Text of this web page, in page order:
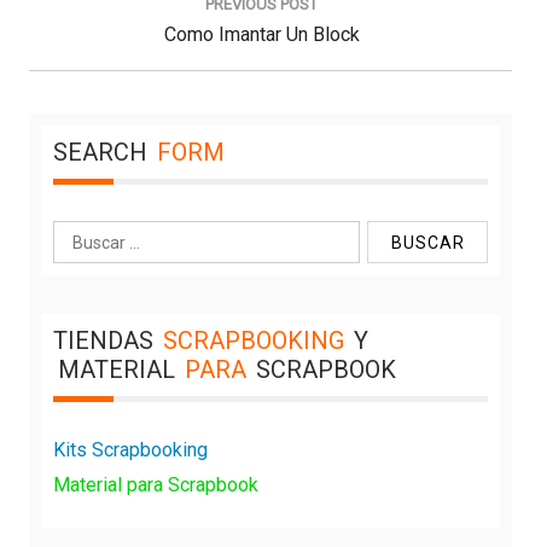
PREVIOUS POST
Previous
Post:
Como Imantar Un Block
SEARCH FORM
Buscar:
TIENDAS SCRAPBOOKING Y
MATERIAL PARA SCRAPBOOK
Kits Scrapbooking
Material para Scrapbook